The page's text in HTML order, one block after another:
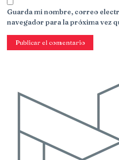
Guarda mi nombre, correo
navegador para la próxima vez